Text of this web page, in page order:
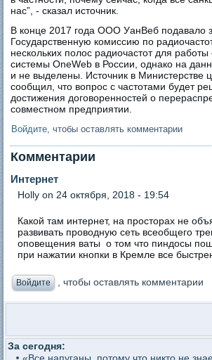
нас”, - сказал источник.
В конце 2017 года ООО УанВеб подавало
Государственную комиссию по
нескольких полос радиочастот для работы
системы OneWeb в России, однако на
и не выделены. Источник в Министерстве
сообщил, что вопрос с частотами будет
достижения договоренностей о
совместном предприятии.
Войдите, чтобы оставлять комментарии
Комментарии
Интернет
Holly on 24 октября, 2018 - 19:54
Какой там интернет, на просторах не
развивать проводную сеть всеобщего
оповещения ваты о том что пиндосы
при нажатии кнопки в Кремле все
Войдите , чтобы оставлять комментарии
За сегодня: